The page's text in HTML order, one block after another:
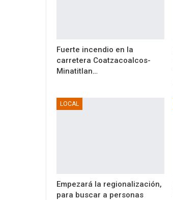
Fuerte incendio en la
carretera Coatzacoalcos-
Minatitlan…
LOCAL
Empezará la regionalización,
para buscar a personas